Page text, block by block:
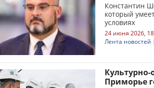
Константин
который
условиях
24 июня 2026,
Лента новостей |
Приморье